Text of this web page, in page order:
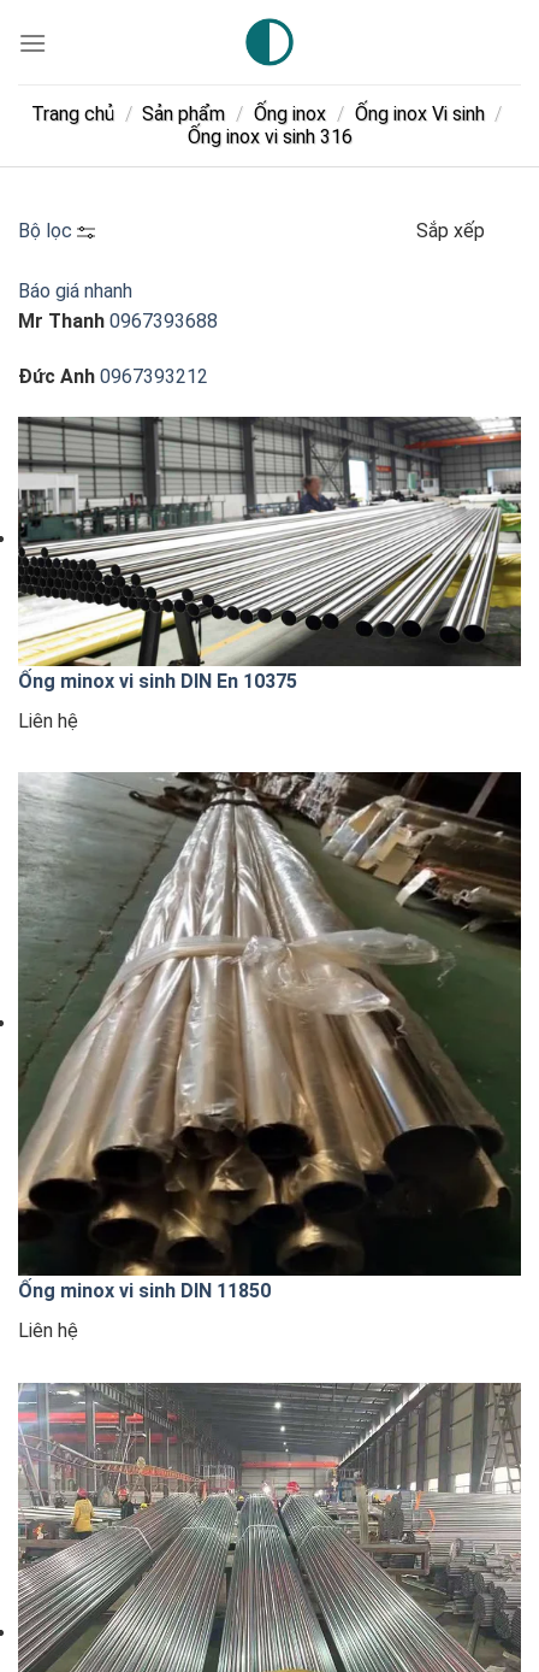
Trang chủ / Sản phẩm / Ống inox / Ống inox Vi sinh /
Ống inox vi sinh 316
Bộ lọc Sắp xếp
Báo giá nhanh
Mr Thanh 0967393688
Đức Anh 0967393212
Ống minox vi sinh DIN En 10375
Liên hệ
Ống minox vi sinh DIN 11850
Liên hệ